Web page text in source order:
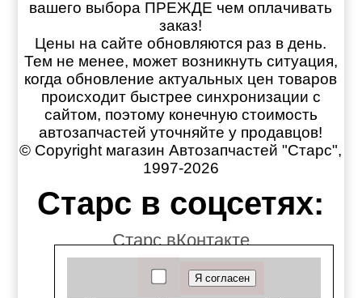
вашего выбора ПРЕЖДЕ чем оплачивать
заказ!
Цены на сайте обновляются раз в день.
Тем не менее, может возникнуть ситуация,
когда обновление актуальных цен товаров
происходит быстрее синхронизации с
сайтом, поэтому конечную стоимость
автозапчастей уточняйте у продавцов!
© Copyright магазин Автозапчастей "Старс",
1997-2026
Старс в соцсетях:
Старс вКонтакте
Старс в YouTube